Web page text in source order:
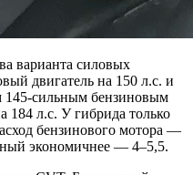
варианта силовых
двигатель на 150 л.с. и
сильным бензиновым
184 л.с. У гибрида только
бензинового мотора —
экономичнее — 4–5,5.